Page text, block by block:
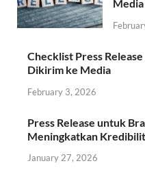
Media
Checklist Press
Dikirim ke Media
February 3, 2026
Press Release untuk
Meningkatkan
January 27, 2026